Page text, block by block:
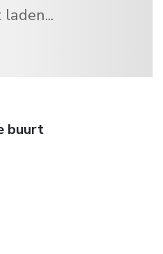
buurt